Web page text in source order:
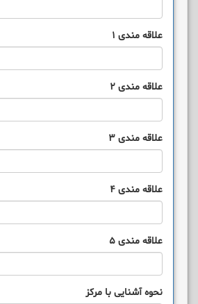
علاقه مندی 1
علاقه مندی 2
علاقه مندی 3
علاقه مندی 4
علاقه مندی 5
نحوه آشنایی با مرکز